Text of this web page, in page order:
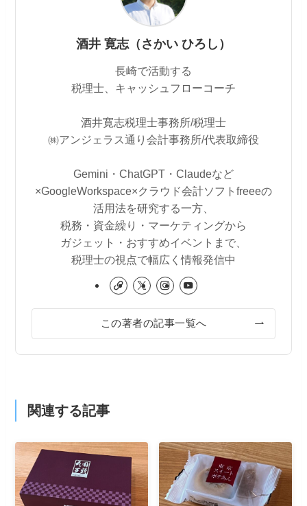
酒井 寛志（さかい ひろし）
長崎で活動する
税理士、キャッシュフローコーチ
酒井寛志税理士事務所/税理士
㈱アンジェラス通り会計事務所/代表取締役
Gemini・ChatGPT・Claudeなど
×GoogleWorkspace×クラウド会計ソフトfreeeの
活用法を研究する一方、
税務・資金繰り・マーケティングから
ガジェット・おすすめイベントまで、
税理士の視点で幅広く情報発信中
この著者の記事一覧へ
関連する記事